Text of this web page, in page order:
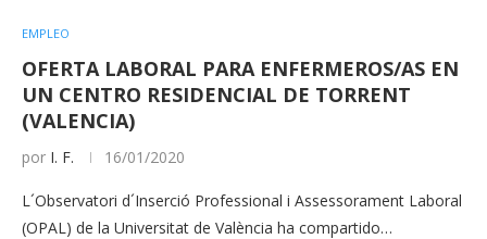
EMPLEO
OFERTA LABORAL PARA ENFERMEROS/AS EN
UN CENTRO RESIDENCIAL DE TORRENT
(VALENCIA)
por I. F. 16/01/2020
L´Observatori d´Inserció Professional i Assessorament Laboral
(OPAL) de la Universitat de València ha compartido…